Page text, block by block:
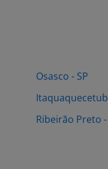
Osasco - SP
Ribeirão Preto -